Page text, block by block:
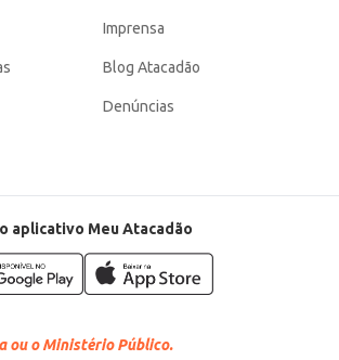
Imprensa
Blog Atacadão
Denúncias
aplicativo Meu Atacadão
ou o Ministério Público.